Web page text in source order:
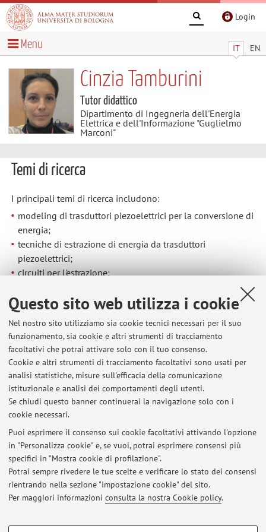
Questo sito web utilizza i cookie
Nel nostro sito utilizziamo sia cookie tecnici necessari per il suo
funzionamento, sia cookie e altri strumenti di tracciamento
facoltativi che potrai attivare solo con il tuo consenso.
Cookie e altri strumenti di tracciamento facoltativi sono usati per
analisi statistiche, misure sull'efficacia della comunicazione
istituzionale e analisi dei comportamenti degli utenti.
Se chiudi questo banner continuerai la navigazione solo con i
cookie necessari.
Puoi esprimere il consenso sui cookie facoltativi attivando l'opzione
in "Personalizza cookie" e, se vuoi, potrai esprimere consensi più
specifici in "Mostra cookie di profilazione".
Potrai sempre rivedere le tue scelte e verificare lo stato dei consensi
rientrando nella sezione "Impostazione cookie" del sito.
Per maggiori informazioni consulta la nostra Cookie policy.
Login
IT EN
Menu
Cinzia Tamburini
Tutor didattico
Dipartimento di Ingegneria dell'Energia
Elettrica e dell'Informazione "Guglielmo
Marconi"
Temi di ricerca
I principali temi di ricerca includono:
modeling di trasduttori piezoelettrici per la conversione di
energia;
tecniche di estrazione di energia da trasduttori
piezoelettrici;
circuiti per l'estrazione;
shift di fase di oscillatori al quarzo;
power management di circuiti ad alimentazioni da diverse
sorgenti;
tecniche di mantenimento in oscillazione low power di
quarzi ;
comportamento di sensori di strain in tecnologia mems;
circuiti di interfaccia per oscillatori a frequenza variabile;
dc-dc converter a pompa di carica
Ultimi avvisi
Al momento non sono presenti avvisi.